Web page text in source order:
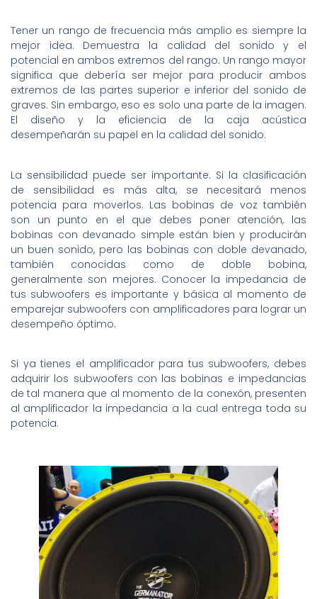
Tener un rango de frecuencia más amplio es siempre la
mejor idea. Demuestra la calidad del sonido y el
potencial en ambos extremos del rango. Un rango mayor
significa que debería ser mejor para producir ambos
extremos de las partes superior e inferior del sonido de
graves. Sin embargo, eso es solo una parte de la imagen.
El diseño y la eficiencia de la caja acústica
desempeñarán su papel en la calidad del sonido.
La sensibilidad puede ser importante. Si la clasificación
de sensibilidad es más alta, se necesitará menos
potencia para moverlos. Las bobinas de voz también
son un punto en el que debes poner atención, las
bobinas con devanado simple están bien y producirán
un buen sonido, pero las bobinas con doble devanado,
también conocidas como de doble bobina,
generalmente son mejores. Conocer la impedancia de
tus subwoofers es importante y básica al momento de
emparejar subwoofers con amplificadores para lograr un
desempeño óptimo.
Si ya tienes el amplificador para tus subwoofers, debes
adquirir los subwoofers con las bobinas e impedancias
de tal manera que al momento de la conexón, presenten
al amplificador la impedancia a la cual entrega toda su
potencia.